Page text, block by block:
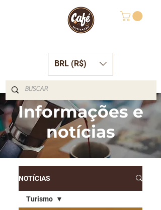
BRL (R$)
Informações e
notícias
NOTÍCIAS
Turismo